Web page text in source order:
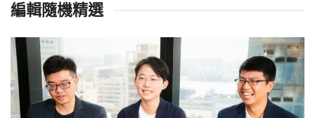
編輯隨機精選